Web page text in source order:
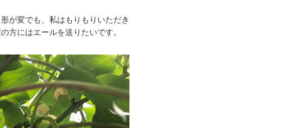
が変でも、私はもりもりいただき
方にはエールを送りたいです。